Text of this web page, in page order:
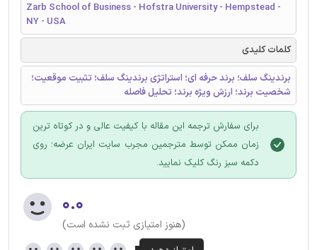
Zarb School of Business - Hofstra University - Hempstead -
NY - USA
کلمات کلیدی
برندینگ سلف؛ برند حرفه ای؛ استراتژی برندینگ سلف؛ تثبیت موقعیت؛
شخصیت برند؛ ارزش ویژه برند؛ تحلیل فاصله
برای سفارش ترجمه این مقاله با کیفیت عالی و در کوتاه ترین
زمان ممکن توسط مترجمین مجرب سایت ایران عرضه؛ روی
دکمه سبز رنگ کلیک نمایید.
۰.۰
(هنوز امتیازی ثبت نشده است)